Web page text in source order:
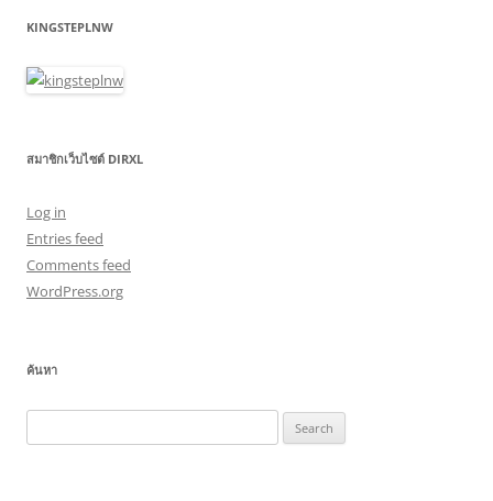
KINGSTEPLNW
สมาชิกเว็บไซต์ DIRXL
Log in
Entries feed
Comments feed
WordPress.org
ค้นหา
for: